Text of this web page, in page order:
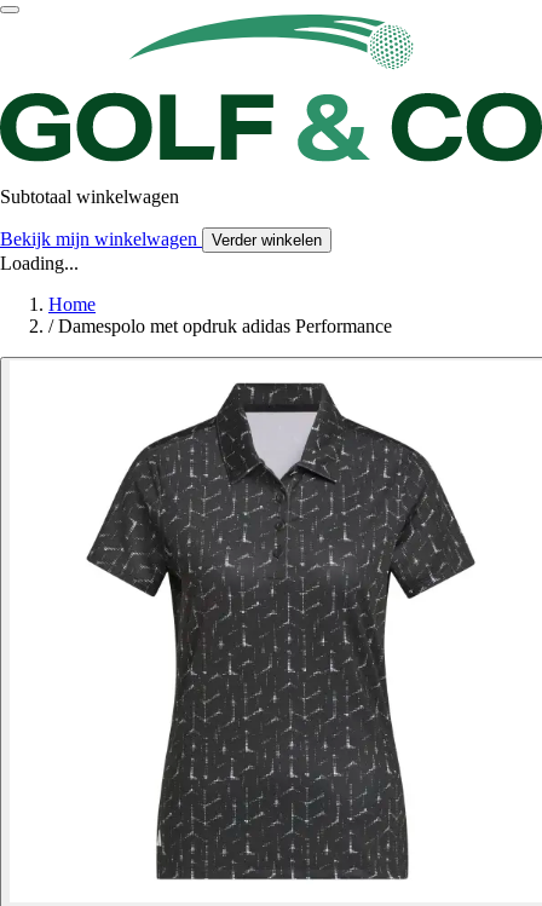
Subtotaal winkelwagen
Bekijk mijn winkelwagen Verder winkelen
Loading...
Home
/ Damespolo met opdruk adidas Performance